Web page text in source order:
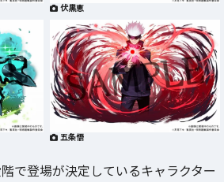
伏黒恵
五条悟
で登場が決定しているキャラクター